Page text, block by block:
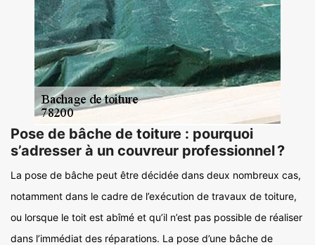
Pose de bâche de toiture : pourquoi
s’adresser à un couvreur professionnel ?
La pose de bâche peut être décidée dans deux nombreux cas,
notamment dans le cadre de l’exécution de travaux de toiture,
ou lorsque le toit est abîmé et qu’il n’est pas possible de réaliser
dans l’immédiat des réparations. La pose d’une bâche de